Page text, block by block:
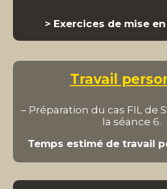
> Exercices de mise
Travail
– Préparation du cas FIL de
la séance 6.
Temps estimé de travail